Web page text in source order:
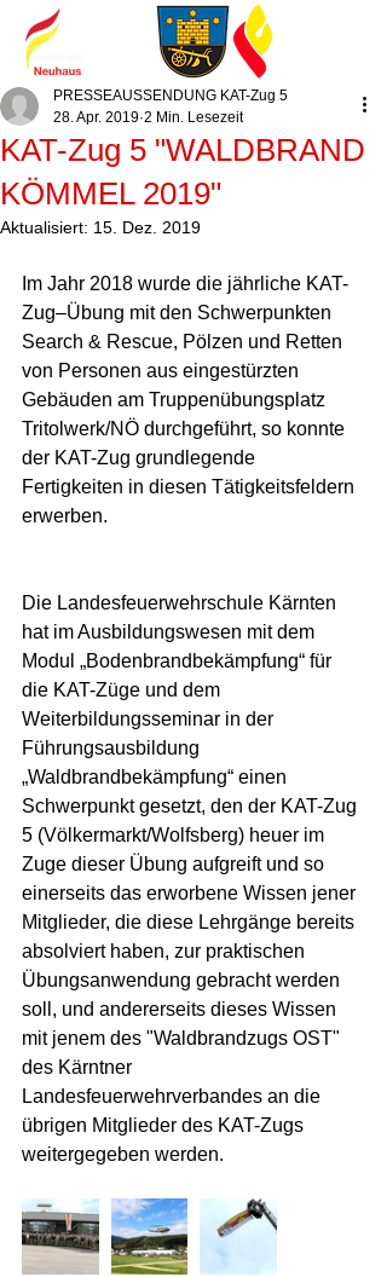
KAT-Zug 5 "WALDBRAND
KÖMMEL 2019"
PRESSEAUSSENDUNG KAT-Zug 5
28. Apr. 2019 2 Min. Lesezeit
Aktualisiert: 15. Dez. 2019
Im Jahr 2018 wurde die jährliche KAT-
Zug–Übung mit den Schwerpunkten
Search & Rescue, Pölzen und Retten
von Personen aus eingestürzten
Gebäuden am Truppenübungsplatz
Tritolwerk/NÖ durchgeführt, so konnte
der KAT-Zug grundlegende
Fertigkeiten in diesen Tätigkeitsfeldern
erwerben.
Die Landesfeuerwehrschule Kärnten
hat im Ausbildungswesen mit dem
Modul „Bodenbrandbekämpfung“ für
die KAT-Züge und dem
Weiterbildungsseminar in der
Führungsausbildung
„Waldbrandbekämpfung“ einen
Schwerpunkt gesetzt, den der KAT-Zug
5 (Völkermarkt/Wolfsberg) heuer im
Zuge dieser Übung aufgreift und so
einerseits das erworbene Wissen jener
Mitglieder, die diese Lehrgänge bereits
absolviert haben, zur praktischen
Übungsanwendung gebracht werden
soll, und andererseits dieses Wissen
mit jenem des "Waldbrandzugs OST"
des Kärntner
Landesfeuerwehrverbandes an die
übrigen Mitglieder des KAT-Zugs
weitergegeben werden.